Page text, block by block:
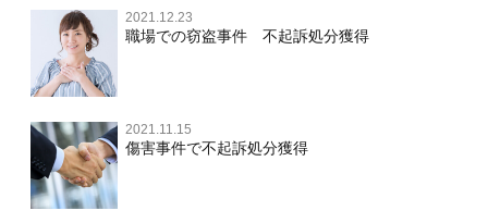
自転車事故
銃刀法違反
刑事事件で被疑者を不起訴処分にするには
事件を秘密にするためにとるべき行動とは
自首・出頭の不安や悩みを解消するためには
逮捕・監禁
略取・誘拐・人身売買
器物損壊
業務妨害
公務執行妨害
監護者わいせつ
不同意性交等・監護者性交等
淫行・援助交際
公然わいせつ罪，わいせつ物頒布罪，淫行勧誘罪
児童ポルノ，リベンジポルノ
風営法・風適法違反
詐欺罪
恐喝罪
横領・背任
盗品売買・譲り受け等
知的財産と刑事事件
覚せい剤
大麻
麻薬及び向精神薬
危険ドラッグ
交通違反・交通事故 TOP
人身事故・死亡事故
ひき逃げ・当て逃げ
無免許運転
飲酒運転
その他
その他 TOP
商標法違反
放火・失火
国選弁護士と私選弁護士の違い
裁判員裁判
司法取引・刑事免責
取調べの注意点
少年事件の手続と特色
2021.12.23
職場での窃盗事件 不起訴処分獲得
2021.11.15
傷害事件で不起訴処分獲得